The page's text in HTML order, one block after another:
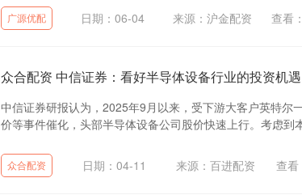
广源优配 日期：06-04 来源：沪金配资 查看：
众合配资 中信证券：看好半导体设备行业的投资机遇
中信证券研报认为，2025年9月以来，受下游大客户英特尔
价等事件催化，头部半导体设备公司股价快速上行。考虑到
众合配资 日期：04-11 来源：百进配资 查看